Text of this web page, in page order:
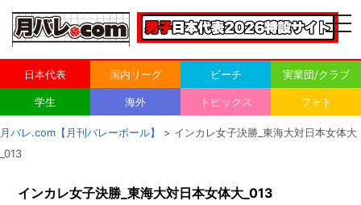
日本代表 国内リーグ ビーチ 実業団/クラブ
学生 海外 トピックス フォト
月バレ.com【月刊バレーボール】
> インカレ女子決勝_東海大対日本女体大
_013
インカレ女子決勝_東海大対日本女体大_013